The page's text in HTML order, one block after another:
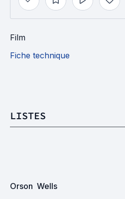
Film
Fiche technique
LISTES
Orson  Wells